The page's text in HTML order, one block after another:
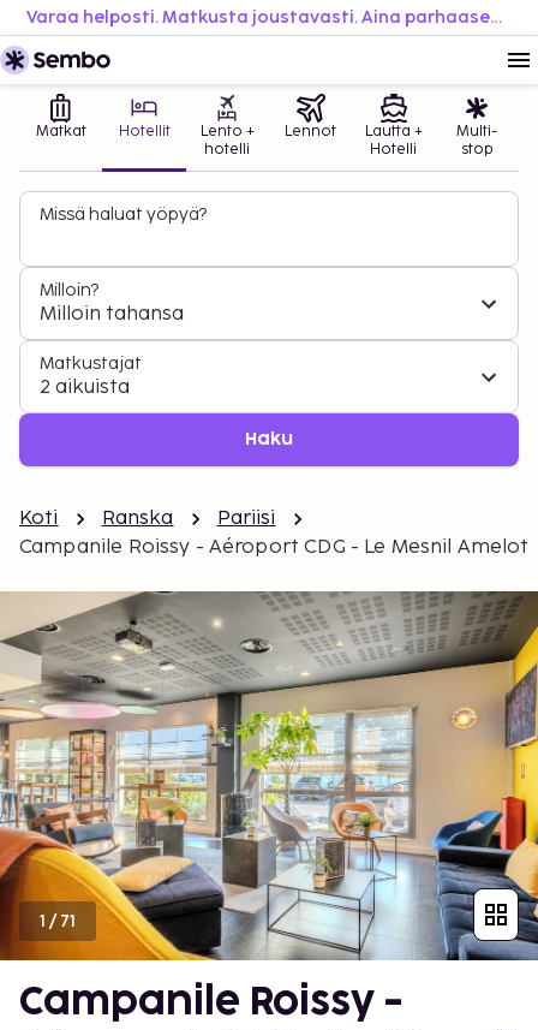
Varaa helposti. Matkusta joustavasti. Aina parhaaseen hintaan.
Matkat Hotellit
Lento +
hotelli
Lennot
Lautta +
Hotelli
Multi-
stop
Missä haluat yöpyä?
Milloin?
Milloin tahansa
Matkustajat
2 aikuista
Haku
Koti Ranska
Pariisi
Campanile Roissy - Aéroport CDG - Le Mesnil Amelot
1 /71
Campanile Roissy -